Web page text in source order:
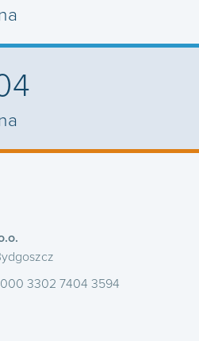
3302 7404 3594